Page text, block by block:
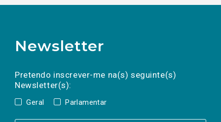
Newsletter
Pretendo inscrever-me na(s) seguinte(s)
Newsletter(s):
Geral Parlamentar
a(s) newsletter(s).
mail